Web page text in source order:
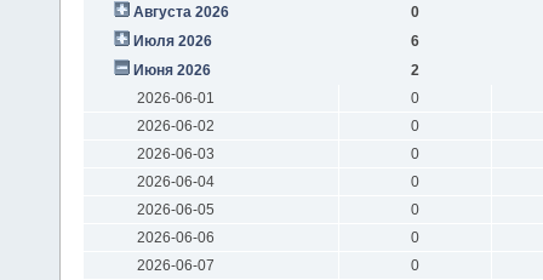
Августа 2026
0
Июля 2026
6
Июня 2026
2
2026-06-01
0
2026-06-02
0
2026-06-03
0
2026-06-04
0
2026-06-05
0
2026-06-06
0
2026-06-07
0